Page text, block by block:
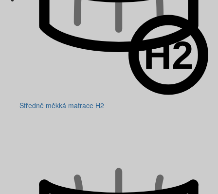
Středně měkká matrace H2